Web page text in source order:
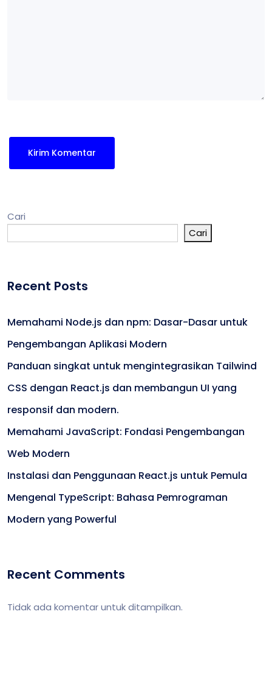
Cari
Cari
Recent Posts
Memahami Node.js dan npm: Dasar-Dasar untuk
Pengembangan Aplikasi Modern
Panduan singkat untuk mengintegrasikan Tailwind
CSS dengan React.js dan membangun UI yang
responsif dan modern.
Memahami JavaScript: Fondasi Pengembangan
Web Modern
Instalasi dan Penggunaan React.js untuk Pemula
Mengenal TypeScript: Bahasa Pemrograman
Modern yang Powerful
Recent Comments
Tidak ada komentar untuk ditampilkan.